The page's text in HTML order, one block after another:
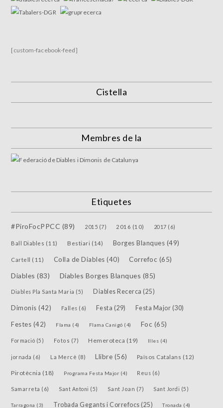
[custom-facebook-feed]
Cistella
Membres de la
Etiquetes
#PiroFocPPCC (89) 2015 (7) 2016 (10) 2017 (6)
Ball Diables (11) Bestiari (14) Borges Blanques (49)
Cartell (11) Colla de Diables (40) Correfoc (65)
Diables (83) Diables Borges Blanques (85)
Diables Pla Santa Maria (5) Diables Recerca (25)
Dimonis (42) Falles (6) Festa (29) Festa Major (30)
Festes (42) Flama (4) Flama Canigó (4) Foc (65)
Formació (5) Fotos (7) Hemeroteca (19) Illes (4)
jornada (6) La Mercè (8) Llibre (56) Països Catalans (12)
Pirotècnia (18) Programa Festa Major (4) Reus (6)
Samarreta (6) Sant Antoni (5) Sant Joan (7) Sant Jordi (5)
Tarragona (3) Trobada Gegants i Correfocs (25) Tronada (4)